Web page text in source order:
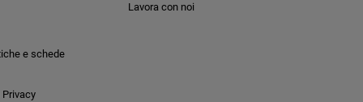
e schede
Lavora con noi